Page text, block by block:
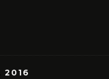
2016